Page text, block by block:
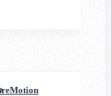
Motion